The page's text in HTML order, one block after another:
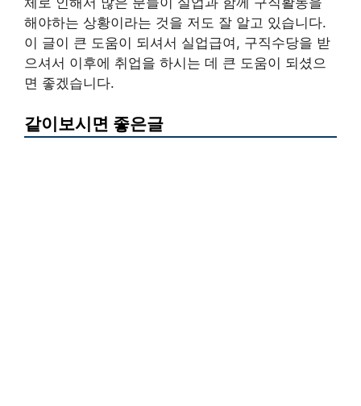
해야하는 상황이라는 것을 저도 잘 알고 있습니다.
이 글이 큰 도움이 되셔서 실업급여, 구직수당을 받
으셔서 이후에 취업을 하시는 데 큰 도움이 되셨으
면 좋겠습니다.
같이보시면 좋은글